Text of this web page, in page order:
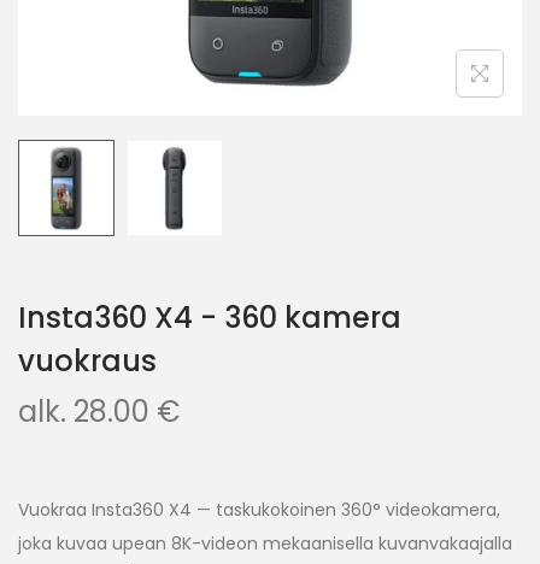
Insta360 X4 - 360 kamera
vuokraus
alk. 28.00 €
Vuokraa Insta360 X4 — taskukokoinen 360° videokamera,
joka kuvaa upean 8K-videon mekaanisella kuvanvakaajalla